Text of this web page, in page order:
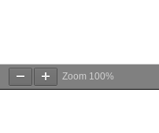
Zoom 100%